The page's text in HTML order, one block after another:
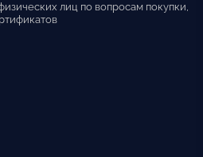
лиц по вопросам покупки,